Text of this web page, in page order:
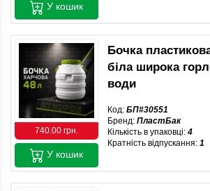
У кошик
740.00 грн.
Бочка
біла широка
води
Код: БП#30551
Бренд: ПластБак
Кількість в упаковці: 4
Кратність відпускання: 1
У кошик